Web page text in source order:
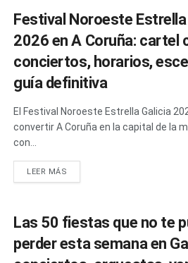
Festival Noroeste
2026 en A Coruña: cartel
conciertos, horarios,
guía definitiva
El Festival Noroeste Estrella Galicia
convertir A Coruña en la capital de la
con...
LEER MÁS
Las 50 fiestas que no te
perder esta semana en